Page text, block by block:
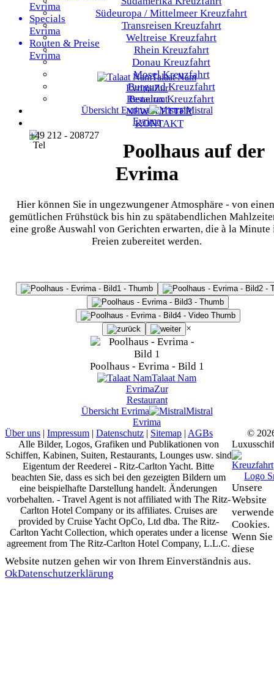
Südeuropa / Mittelmeer Kreuzfahrt
Transreisen Kreuzfahrt
Weltreise Kreuzfahrt
Rhein Kreuzfahrt
Donau Kreuzfahrt
MoselKreuzfahrt
BurgundKreuzfahrt
BeneluxKreuzfahrt
NEWSLETTER
KONTAKT
+49 212 - 208727
Evrima
Specials
Evrima
Routen & Preise
Evrima
Talaat Nam
EvrimaZur
Restaurant
ÜbersichtEvrima
Mistral
Evrima
Poolhaus auf der
Evrima
Hier können Sie in ungezwungener Atmosphäre - von
gemütlichen Frühstück bis hin zu spätabendlichen
eine große Auswahl von Gerichten erwarten, die à la Minute
Freien zubereitet werden.
×
Poolhaus - Evrima - Bild 1
Talaat Nam
EvrimaZur
Restaurant
ÜbersichtEvrima
Mistral
Evrima
Über uns | Impressum | Datenschutz | Sitemap | AGBs
Alle Bilder, Logos, Grafiken und Publikationen von
Schiffen, Kabinen, Suiten, Restaurants, Lounges usw. sind
Eigentum der Reederei - Ritz-Carlton Yacht. Bitte
beachten Sie, dass es sich bei den gezeigten Bildern um
eine beispielhafte Darstellung handelt. Änderungen
vorbehalten. - Travel Agent is not affiliated with The Ritz-
Carlton Hotel Company or its affiliates. Cruises are
provided by Cruise Yacht OpCo, Ltd dba. The Ritz-
Carlton Yacht Collection, which operates under a license
agreement from The Ritz-Carlton Hotel Company, L.L.C.
©
Unsere
Website
Cookies.
Wenn Sie
diese
Website nutzen gehen wir von Ihrem Einverständnis aus.
OkDatenschutzerklärung